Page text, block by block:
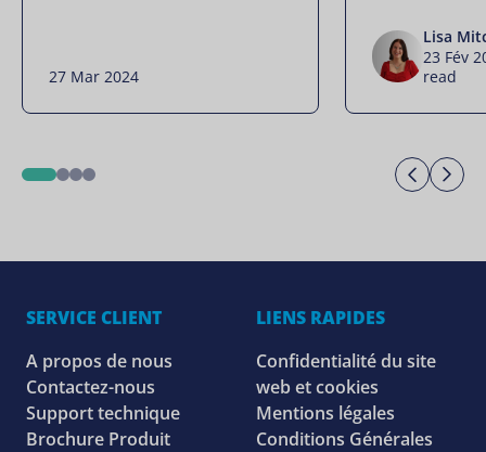
27 Mar 2024
Lisa
23 Fév
read
123
SERVICE CLIENT
A propos de nous
Contactez-nous
Support technique
Brochure Produit
LIENS RAPIDES
Confidentialité du site
web et cookies
Mentions légales
Conditions Générales